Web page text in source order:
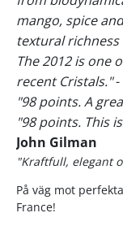
mango, spice
textural
The 2012 is one
recent Cristals."-
"98 points. A
"98 points. This
John Gilman
"Kraftfull, elegant
På väg mot
France!